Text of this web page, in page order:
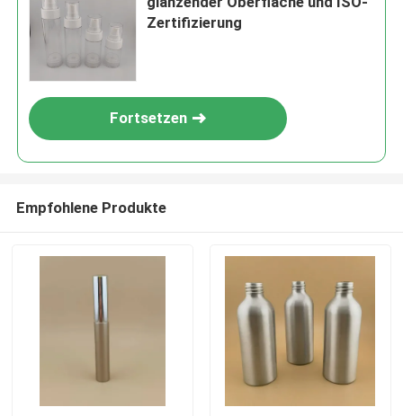
Zertifizierung
Fortsetzen
Empfohlene Produkte